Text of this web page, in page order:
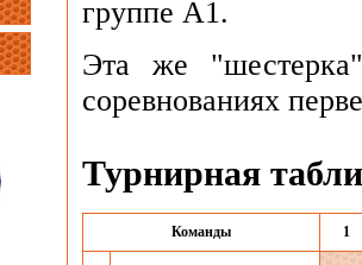
группе А1.
Эта же
соревнованиях
Турнирная
Команды 1